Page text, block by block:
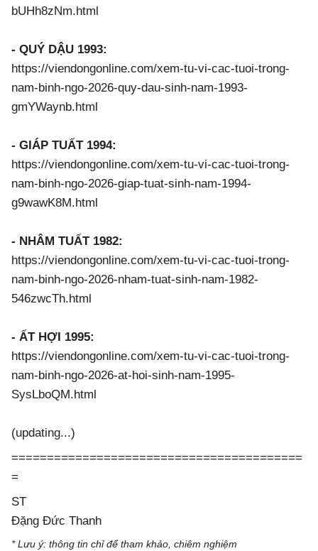
bUHh8zNm.html
- QUÝ DẬU 1993:
https://viendongonline.com/xem-tu-vi-cac-tuoi-trong-
nam-binh-ngo-2026-quy-dau-sinh-nam-1993-
gmYWaynb.html
- GIÁP TUẤT 1994:
https://viendongonline.com/xem-tu-vi-cac-tuoi-trong-
nam-binh-ngo-2026-giap-tuat-sinh-nam-1994-
g9wawK8M.html
- NHÂM TUẤT 1982:
https://viendongonline.com/xem-tu-vi-cac-tuoi-trong-
nam-binh-ngo-2026-nham-tuat-sinh-nam-1982-
546zwcTh.html
- ẤT HỢI 1995:
https://viendongonline.com/xem-tu-vi-cac-tuoi-trong-
nam-binh-ngo-2026-at-hoi-sinh-nam-1995-
SysLboQM.html
(updating...)
=========================================
=
ST
Đặng Đức Thanh
* Lưu ý: thông tin chỉ để tham khảo, chiêm nghiệm